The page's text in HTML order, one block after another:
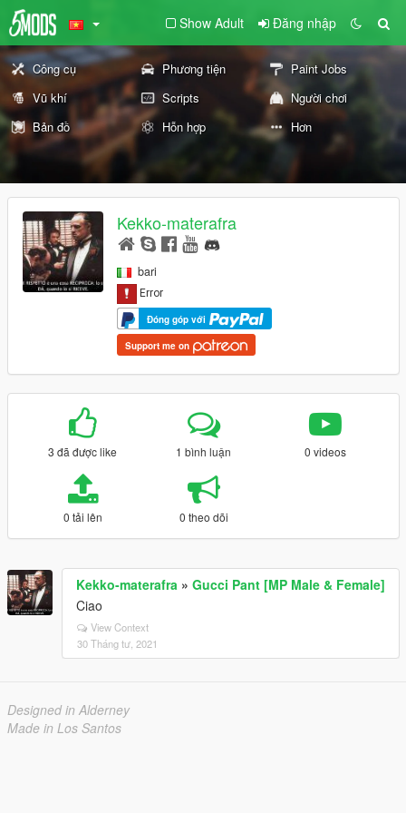
Show Adult Đăng nhập
Công cụ Phương tiện
Paint Jobs
Vũ khí
Scripts
Người chơi
Bản đồ
Hỗn hợp Hơn
Kekko-materafra
bari
Đóng góp với
Support me on
3 đã được like 1 bình luận 0 videos
0 tải lên 0 theo dõi
Kekko-materafra » Gucci Pant [MP Male & Female]
Ciao
View Context
30 Tháng tư, 2021
Designed in Alderney
Made in Los Santos